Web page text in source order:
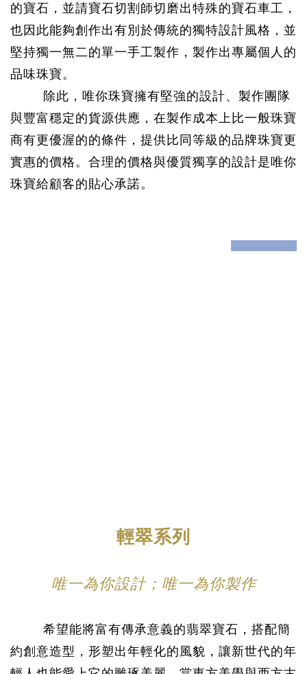
的寶石，並請寶石切割師切磨出特殊的寶石車工，
也因此能夠創作出有別於傳統的獨特設計風格，並
堅持獨一無二的單一手工製作，製作出專屬個人的
品味珠寶。
除此，唯你珠寶擁有堅強的設計、製作團隊
與豐富穩定的貨源供應，在製作成本上比一般珠寶
商有更優渥的的條件，提供比同等級的品牌珠寶更
實惠的價格。合理的價格與優質獨享的設計是唯你
珠寶給顧客的貼心承諾。
輕翠系列
唯一為你設計；唯一為你製作
希望能將富有傳承意義的翡翠寶石，搭配簡
約創意造型，形塑出年輕化的風貌，讓新世代的年